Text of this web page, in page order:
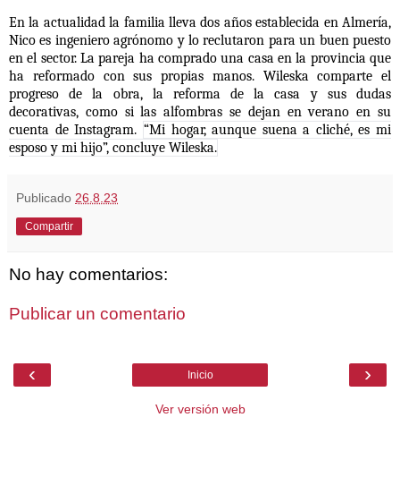
En la actualidad la familia lleva dos años establecida en Almería,
Nico es ingeniero agrónomo y lo reclutaron para un buen puesto
en el sector. La pareja ha comprado una casa en la provincia que
ha reformado con sus propias manos. Wileska comparte el
progreso de la obra, la reforma de la casa y sus dudas
decorativas, como si las alfombras se dejan en verano en su
cuenta de Instagram. “Mi hogar, aunque suena a cliché, es mi
esposo y mi hijo”, concluye Wileska.
Publicado 26.8.23
Compartir
No hay comentarios:
Publicar un comentario
‹ ›
Inicio
Ver versión web